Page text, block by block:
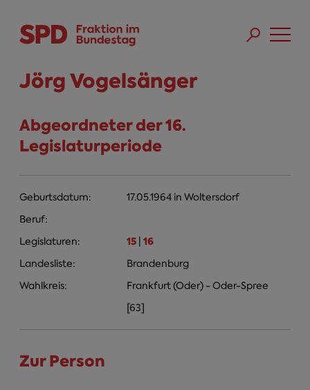
Jörg Vogelsänger
Abgeordneter der 16.
Legislaturperiode
Geburtsdatum: 17.05.1964 in Woltersdorf
Beruf:
Legislaturen:
15 16
Landesliste:
Brandenburg
Wahlkreis:
Frankfurt (Oder) - Oder-Spree
[63]
Zur Person